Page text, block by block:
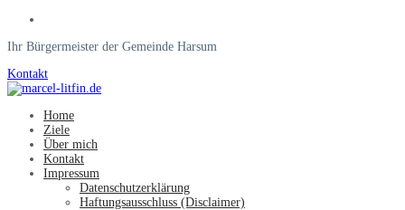
Ihr Bürgermeister der Gemeinde Harsum
Kontakt
Home
Ziele
Über mich
Kontakt
Impressum
Datenschutzerklärung
Haftungsausschluss (Disclaimer)